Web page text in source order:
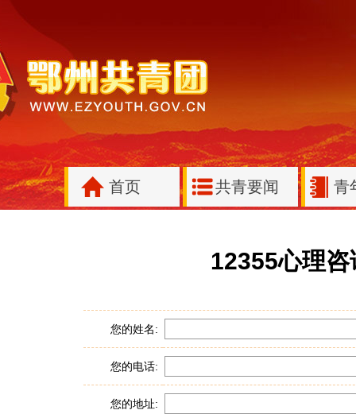
首页 共青要闻 青
12355心理
您的姓名:
您的电话:
您的地址: